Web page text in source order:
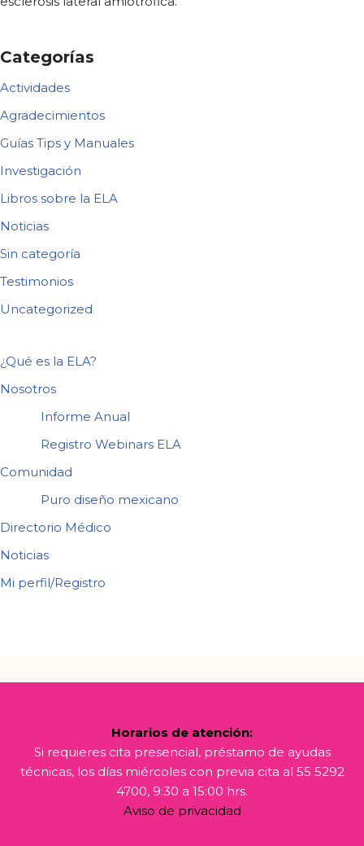
Categorías
Actividades
Agradecimientos
Guías Tips y Manuales
Investigación
Libros sobre la ELA
Noticias
Sin categoría
Testimonios
Uncategorized
¿Qué es la ELA?
Nosotros
Informe Anual
Registro Webinars ELA
Comunidad
Puro diseño mexicano
Directorio Médico
Noticias
Mi perfil/Registro
Horarios de atención:
Si requieres cita presencial, préstamo de ayudas
técnicas, los días miércoles con previa cita al 55 5292
4700, 9:30 a 15:00 hrs.
Aviso de privacidad